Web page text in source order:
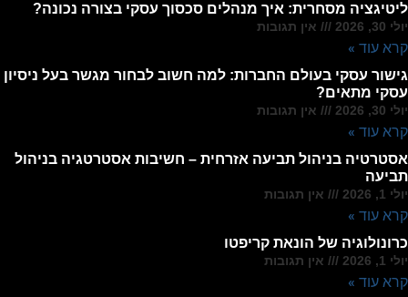
ליטיגציה מסחרית: איך מנהלים סכסוך עסקי בצורה נכונה?
יולי 30, 2026 אין תגובות
קרא עוד »
גישור עסקי בעולם החברות: למה חשוב לבחור מגשר בעל ניסיון
עסקי מתאים?
יולי 30, 2026 אין תגובות
קרא עוד »
אסטרטיה בניהול תביעה אזרחית – חשיבות אסטרטגיה בניהול
תביעה
יולי 1, 2026 אין תגובות
קרא עוד »
כרונולוגיה של הונאת קריפטו
יולי 1, 2026 אין תגובות
קרא עוד »